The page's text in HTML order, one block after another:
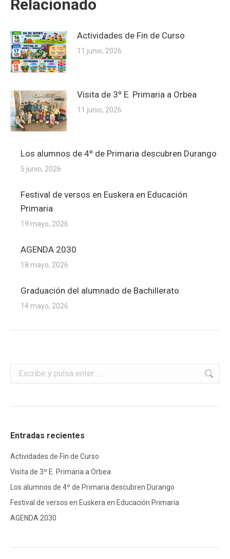
Relacionado
Actividades de Fin de Curso
11 junio, 2026
Visita de 3º E. Primaria a Orbea
11 junio, 2026
Los alumnos de 4º de Primaria descubren Durango
5 junio, 2026
Festival de versos en Euskera en Educación
Primaria
19 mayo, 2026
AGENDA 2030
18 mayo, 2026
Graduación del alumnado de Bachillerato
14 mayo, 2026
Buscar:
Entradas recientes
Actividades de Fin de Curso
Visita de 3º E. Primaria a Orbea
Los alumnos de 4º de Primaria descubren Durango
Festival de versos en Euskera en Educación Primaria
AGENDA 2030